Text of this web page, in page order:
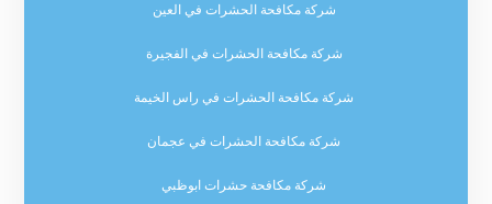
شركة مكافحة الحشرات في العين
شركة مكافحة الحشرات في الفجيرة
شركة مكافحة الحشرات في راس الخيمة
شركة مكافحة الحشرات في عجمان
شركة مكافحة حشرات ابوظبي